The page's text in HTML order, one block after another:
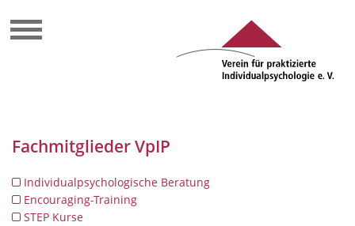
Fachmitglieder VpIP
Individualpsychologische Beratung
Encouraging-Training
STEP Kurse